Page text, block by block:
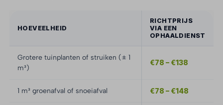
HOEVEELHEID
RICHTPRIJS
VIA EEN
OPHAALDIENST
Grotere tuinplanten of struiken (± 1
m³)
€78 – €138
1 m³ groenafval of snoeiafval €78 – €148